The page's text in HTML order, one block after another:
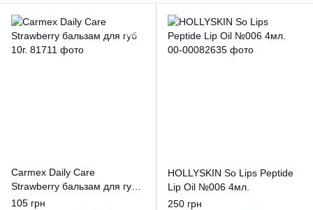
Carmex Daily Care
Strawberry бальзам для губ
10г.
105 грн
HOLLYSKIN So Lips Peptide
Lip Oil №006 4мл.
250 грн